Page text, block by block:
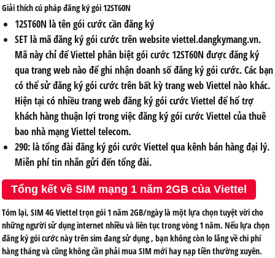
Giải thích cú pháp đăng ký gói 12ST60N
12ST60N là tên gói cước cần đăng ký
SETlà mã đăng ký gói cước trên website viettel.dangkymang.vn.
Mã này chỉ để Viettel phân biệt gói cước 12ST60N được đăng ký
qua trang web nào để ghi nhận doanh số đăng ký gói cước. Các bạn
có thể sử đăng ký gói cước trên bất kỳ trang web Viettel nào khác.
Hiện tại có nhiều trang web đăng ký gói cước Viettel để hổ trợ
khách hàng thuận lợi trong việc đăng ký gói cước Viettel của thuê
bao nhà mạng Viettel telecom.
290:là tổng đài đăng ký gói cước Viettel qua kênh bán hàng đại lý.
Miễn phí tin nhắn gửi đến tổng đài.
Tổng kết về SIM mạng 1 năm 2GB của Viettel
Tóm lại, SIM 4G Viettel trọn gói 1 năm 2GB/ngày là một lựa chọn tuyệt vời cho
những người sử dụng internet nhiều và liên tục trong vòng 1 năm. Nếu lựa chọn
đăng ký gói cước này trên sim đang sử dụng , bạn không còn lo lắng về chi phí
hàng tháng và cũng không cần phải mua SIM mới hay nạp tiền thường xuyên.